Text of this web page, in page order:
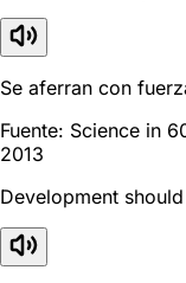
Se aferran con
Fuente: Science in
2013
Development